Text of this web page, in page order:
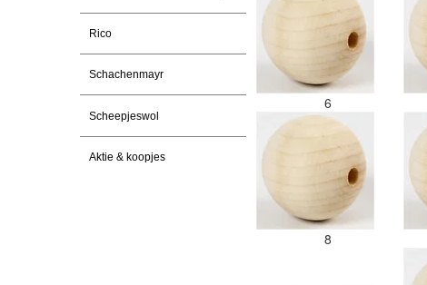
Rico
Schachenmayr
Scheepjeswol
Aktie & koopjes
6
8